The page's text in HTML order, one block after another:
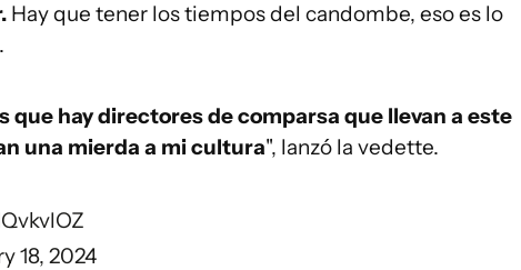
Hay que tener los tiempos del candombe, eso es lo
que hay directores de comparsa que llevan a este
una mierda a mi cultura", lanzó la vedette.
18, 2024